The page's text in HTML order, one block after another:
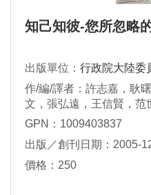
知己知彼-您所忽略
出版單位： 行政院大陸委
作/編/譯者：許志嘉，耿
文，張弘遠，王信賢，范
GPN：1009403837
出版／創刊日期：2005-
價格：250